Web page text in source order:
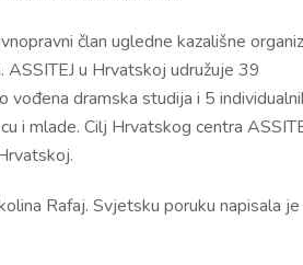
član ugledne kazališne
u Hrvatskoj udružuje 39
vođena dramska studija i 5
i mlade. Cilj Hrvatskog centra
Rafaj. Svjetsku poruku napisala je